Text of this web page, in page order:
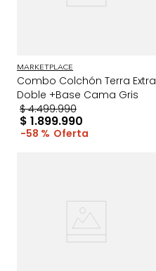
MARKETPLACE
Combo Colchón Terra Extra
Doble +Base Cama Gris
$ 4.499.990
$ 1.899.990
58 %